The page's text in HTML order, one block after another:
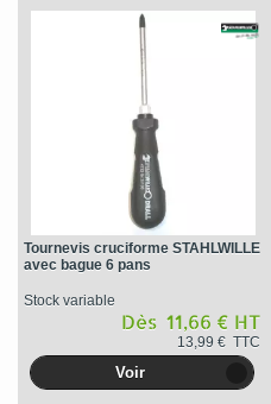
Tournevis cruciforme STAHLWILLE
avec bague 6 pans
Stock variable
Dès 11,66 € HT
13,99 € TTC
Voir